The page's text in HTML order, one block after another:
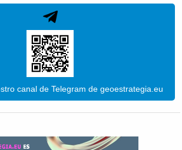
canal de Telegram de geoestrategia.eu